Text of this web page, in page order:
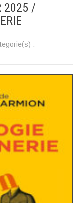
2025 /
: